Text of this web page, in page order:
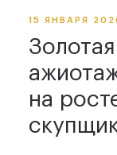
15 ЯНВАРЯ
на